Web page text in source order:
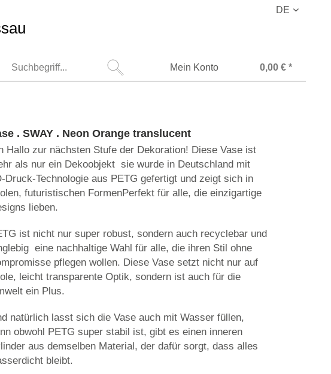
DE
Mein Konto 0,00 € *
. SWAY . Neon Orange translucent
Hallo zur nächsten Stufe der Dekoration! Diese Vase ist
als nur ein Dekoobjekt  sie wurde in Deutschland mit
Druck-Technologie aus PETG gefertigt und zeigt sich in
futuristischen FormenPerfekt für alle, die einzigartige
lieben.
ist nicht nur super robust, sondern auch recyclebar und
 eine nachhaltige Wahl für alle, die ihren Stil ohne
pflegen wollen. Diese Vase setzt nicht nur auf
leicht transparente Optik, sondern ist auch für die
ein Plus.
natürlich lasst sich die Vase auch mit Wasser füllen,
obwohl PETG super stabil ist, gibt es einen inneren
aus demselben Material, der dafür sorgt, dass alles
bleibt.